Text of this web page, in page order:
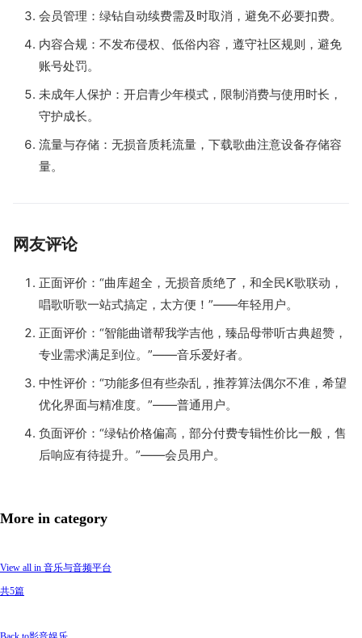
会员管理：绿钻自动续费需及时取消，避免不必要扣费。
内容合规：不发布侵权、低俗内容，遵守社区规则，避免
账号处罚。
未成年人保护：开启青少年模式，限制消费与使用时长，
守护成长。
流量与存储：无损音质耗流量，下载歌曲注意设备存储容
量。
网友评论
正面评价：“曲库超全，无损音质绝了，和全民K歌联动，
唱歌听歌一站式搞定，太方便！”——年轻用户。
正面评价：“智能曲谱帮我学吉他，臻品母带听古典超赞，
专业需求满足到位。”——音乐爱好者。
中性评价：“功能多但有些杂乱，推荐算法偶尔不准，希望
优化界面与精准度。”——普通用户。
负面评价：“绿钻价格偏高，部分付费专辑性价比一般，售
后响应有待提升。”——会员用户。
More in category
View all in 音乐与音频平台
共5篇